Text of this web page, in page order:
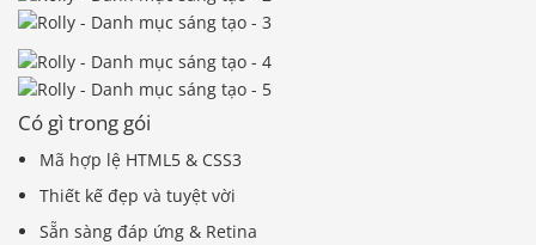
Có gì trong gói
Mã hợp lệ HTML5 & CSS3
Thiết kế đẹp và tuyệt vời
Sẵn sàng đáp ứng & Retina